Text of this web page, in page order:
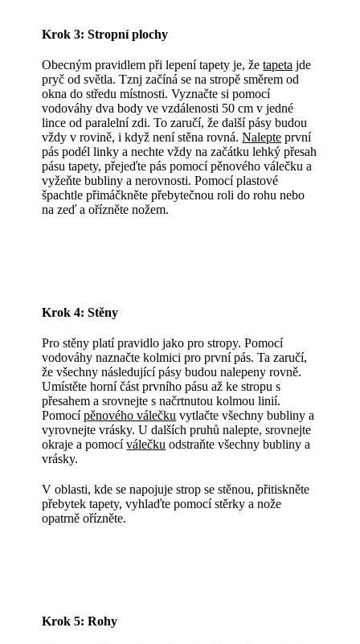
Krok 3: Stropní plochy
Obecným pravidlem při lepení tapety je, žetapeta jde
pryč od světla. Tznj začíná se na stropě směrem od
okna do středu místnosti. Vyznačte si pomocí
vodováhy dva body ve vzdálenosti 50 cm v jedné
lince od paralelní zdi. To zaručí, že další pásy budou
vždy v rovině, i když není stěna rovná.Nalepte první
pás podél linky a nechte vždy na začátku lehký přesah
pásu tapety, přejeďte pás pomocí pěnového válečku a
vyžeňte bubliny a nerovnosti. Pomocí plastové
špachtle přimáčkněte přebytečnou roli do rohu nebo
na zeď a ořízněte nožem.
Krok 4: Stěny
Pro stěny platí pravidlo jako pro stropy. Pomocí
vodováhy naznačte kolmici pro první pás. Ta zaručí,
že všechny následující pásy budou nalepeny rovně.
Umístěte horní část prvního pásu až ke stropu s
přesahem a srovnejte s načrtnutou kolmou linií.
Pomocípěnového válečku vytlačte všechny bubliny a
vyrovnejte vrásky. U dalších pruhů nalepte, srovnejte
okraje a pomocíválečku odstraňte všechny bubliny a
vrásky.
V oblasti, kde se napojuje strop se stěnou, přitiskněte
přebytek tapety, vyhlaďte pomocí stěrky a nože
opatrně ořízněte.
Krok 5: Rohy